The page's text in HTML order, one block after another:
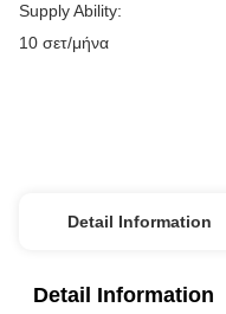
Supply Ability:
10 σετ/μήνα
Detail Information
Detail Information